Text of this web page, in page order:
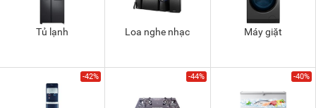
Tủ lạnh Loa nghe nhạc Máy giặt
-42% -44% -40%